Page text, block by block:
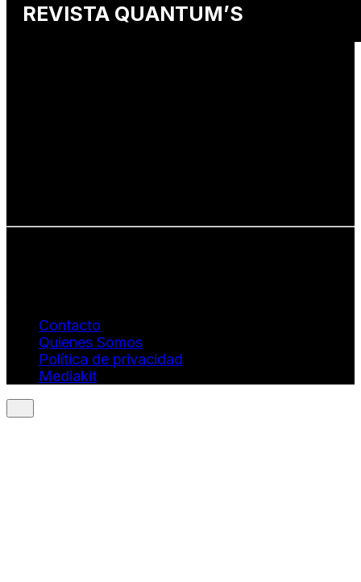
REVISTA QUANTUM’S
Contacto
Quienes Somos
Política de privacidad
Mediakit